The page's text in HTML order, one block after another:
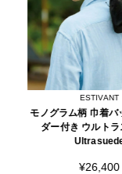
ESTIVANT
モノグラム柄 巾着バ
ダー付き ウルトラ
¥26,400